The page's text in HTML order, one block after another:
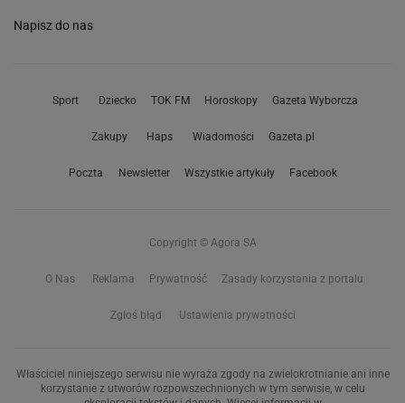
Napisz do nas
Sport Dziecko TOK FM Horoskopy Gazeta Wyborcza
Zakupy Haps Wiadomości Gazeta.pl
Poczta Newsletter Wszystkie artykuły Facebook
Copyright © Agora SA
O Nas Reklama Prywatność Zasady korzystania z portalu
Zgłoś błąd Ustawienia prywatności
Właściciel niniejszego serwisu nie wyraża zgody na zwielokrotnianie ani inne
korzystanie z utworów rozpowszechnionych w tym serwisie, w celu